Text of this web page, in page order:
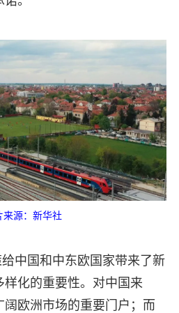
来源：新华社
中国和中东欧国家带来了新
化的重要性。对中国来
欧洲市场的重要门户；而